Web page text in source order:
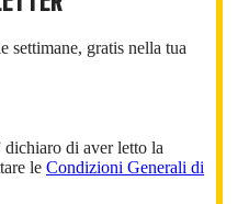
settimane, gratis nella tua
di aver letto la
le Condizioni Generali di